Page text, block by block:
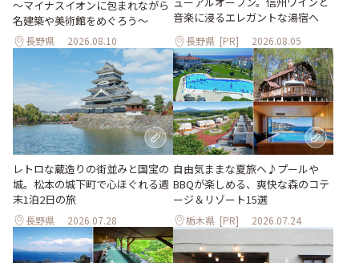
～マイナスイオンに包まれながら
名建築や美術館をめぐろう～
長野県 2026.08.10
音楽に浸るエレガントな湯宿へ
長野県 [PR] 2026.08.05
レトロな蔵造りの街並みと国宝の
城。松本の城下町で心ほぐれる週
末1泊2日の旅
長野県 2026.07.28
自由気ままな夏旅へ♪プールや
BBQが楽しめる、爽快な森のコテ
ージ＆リゾート15選
栃木県 [PR] 2026.07.24